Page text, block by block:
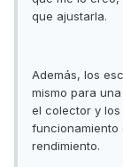
que ajustarla.
Además, los
mismo para
el colector y
funcionamiento
rendimiento.